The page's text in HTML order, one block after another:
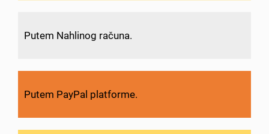
Putem Nahlinog računa.
Putem PayPal platforme.